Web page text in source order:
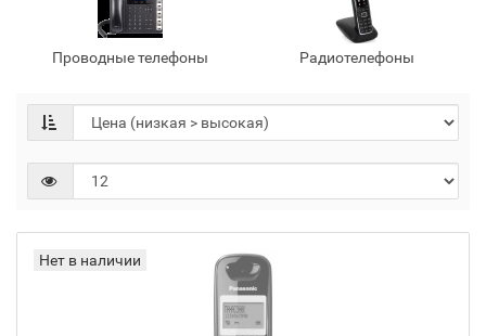
Проводные телефоны Радиотелефоны
Нет в наличии